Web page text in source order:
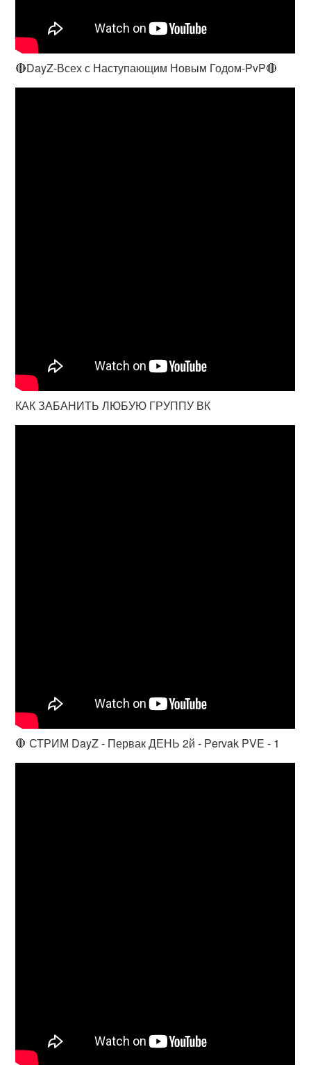
🔴DayZ-Всех с Наступающим Новым Годом-PvP🔴
КАК ЗАБАНИТЬ ЛЮБУЮ ГРУППУ ВК
🛑 СТРИМ DayZ - Первак ДЕНЬ 2й - Pervak PVE - 1